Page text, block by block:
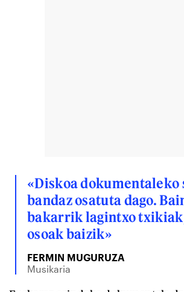
«Diskoa dokumentaleko
bandaz osatuta dago.
bakarrik lagintxo
osoak baizik»
FERMIN MUGURUZA
Musikaria